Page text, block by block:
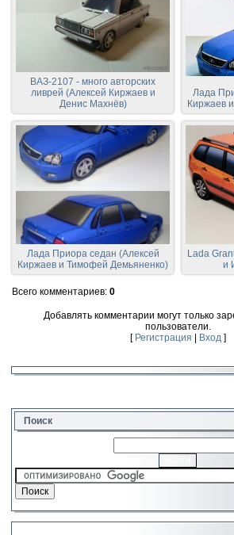
ВАЗ-2107 - много авторских
ливрей (Алексей Киржаев и
Денис Махнёв)
Лада
Киржаев
Лада Приора седан (Алексей
Киржаев и Тимофей Демьяненко)
Lada
и
Всего комментариев: 0
Добавлять комментарии могут только
пользователи.
[ Регистрация Вход]
Поиск